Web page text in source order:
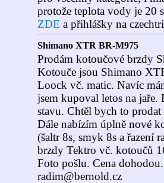
protože teplota vody je 20
ZDE a přihlášky na
Shimano XTR BR-M975
Prodám kotoučové brzdy
Kotouče jsou Shimano
Loock vč. matic. Navíc
jsem kupoval letos na
stavu. Chtěl bych to
Dále nabízím úplně nové
(šaltr 8s, smyk 8s a řazení
brzdy Tektro vč. kotoučů
Foto pošlu. Cena dohodou.
radim@bernold.cz